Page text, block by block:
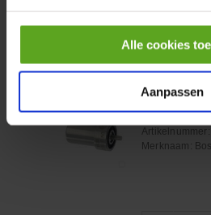
Alle cookies
Aanpassen
Onlangs bekeken:
Nozzle
Artikelnummer:
Merknaam: